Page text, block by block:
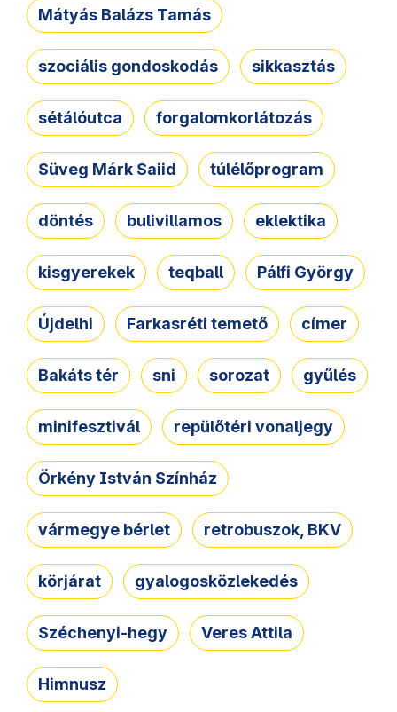
Mátyás Balázs Tamás
szociális gondoskodás sikkasztás
sétálóutca forgalomkorlátozás
Süveg Márk Saiid túlélőprogram
döntés bulivillamos eklektika
kisgyerekek teqball Pálfi György
Újdelhi Farkasréti temető címer
Bakáts tér sni sorozat gyűlés
minifesztivál repülőtéri vonaljegy
Örkény István Színház
vármegye bérlet retrobuszok, BKV
körjárat gyalogosközlekedés
Széchenyi-hegy Veres Attila
Himnusz